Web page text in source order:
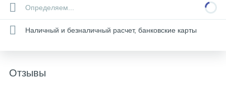
Определяем...
Наличный и безналичный расчет, банковские карты
Отзывы